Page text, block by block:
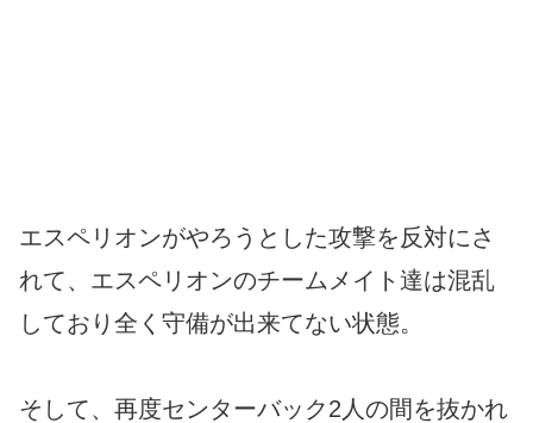
エスペリオンがやろうとした攻撃を反対にさ
れて、エスペリオンのチームメイト達は混乱
しており全く守備が出来てない状態。
そして、再度センターバック2人の間を抜かれ